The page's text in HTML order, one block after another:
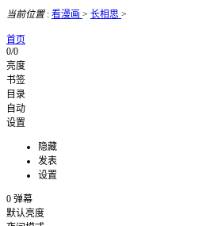
当前位置: 看漫画 > 长相思 >
首页
0/0
亮度
书签
目录
自动
设置
隐藏
发表
设置
0 弹幕
默认亮度